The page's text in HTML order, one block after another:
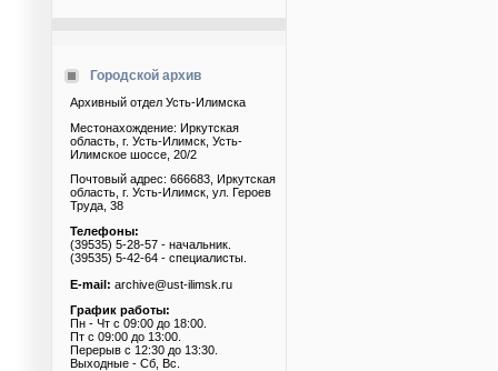
Городской архив
Архивный отдел Усть-Илимска
Местонахождение: Иркутская
область, г. Усть-Илимск, Усть-
Илимское шоссе, 20/2
Почтовый адрес: 666683, Иркутская
область, г. Усть-Илимск, ул. Героев
Труда, 38
Телефоны:
(39535) 5-28-57 - начальник.
(39535) 5-42-64 - специалисты.
E-mail: archive@ust-ilimsk.ru
График работы:
Пн - Чт с 09:00 до 18:00.
Пт с 09:00 до 13:00.
Перерыв с 12:30 до 13:30.
Выходные - Сб, Вс.